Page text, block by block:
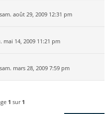
sam. août 29, 2009 12:31 pm
mai 14, 2009 11:21 pm
sam. mars 28, 2009 7:59 pm
1 sur 1